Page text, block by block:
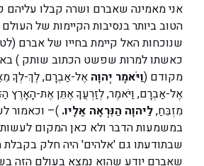
אני מאמינה שאברם ושרה קבלו עליהם
הטוב ביותר בנסיבות הקיימות של העולם
שנוכחות האל קיימת בחייו של אברם
כאשתו למרות שפשט הכתוב שותק )
מקודם (וַיֹּאמֶר יְהוָה אֶל-אַבְרָם, לֶךְ-לְךָ
אֶל-אַבְרָם, וַיֹּאמֶר, לְזַרְעֲךָ אֶתֵּן אֶת-הָאָרֶץ
מִזְבֵּחַ,לַיהוָה הַנִּרְאֶה אֵלָיו. )– וכאמור
במשמעות הדבר ולא כאן המקום
שבתודעתו גם 'אלהים' היה חלק
שאברם יודע שהוא נמצא בעולם הזה